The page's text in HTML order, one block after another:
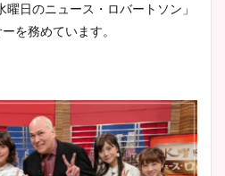
日のニュース・ロバートソン」
を務めています。